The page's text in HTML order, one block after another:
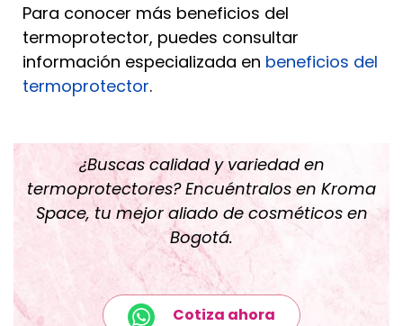
Para conocer más beneficios del
termoprotector, puedes consultar
información especializada en beneficios del
termoprotector.
¿Buscas calidad y variedad en
termoprotectores? Encuéntralos en Kroma
Space, tu mejor aliado de cosméticos en
Bogotá.
Cotiza ahora